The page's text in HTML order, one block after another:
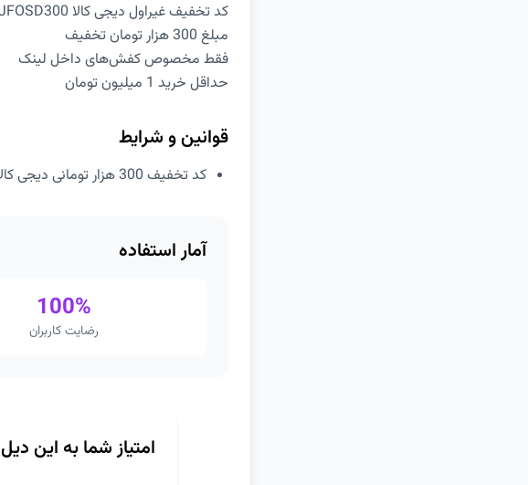
کد تخفیف غیراول دیجی کالا FWDKJFOSD300
مبلغ 300 هزار تومان تخفیف
فقط مخصوص کفش‌های داخل لینک
حداقل خرید 1 میلیون تومان
قوانین و شرایط
کد تخفیف 300 هزار تومانی دیجی کالا مخصوص خرید کفش
آمار استفاده
100%
رضایت کاربران
امتیاز شما به این دیل